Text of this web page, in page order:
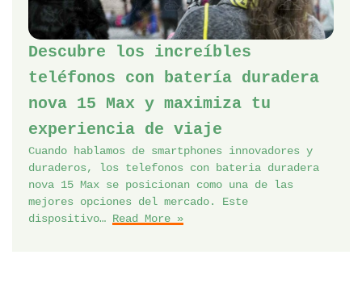
Descubre los increíbles
teléfonos con batería duradera
nova 15 Max y maximiza tu
experiencia de viaje
Cuando hablamos de smartphones innovadores y
duraderos, los telefonos con bateria duradera
nova 15 Max se posicionan como una de las
mejores opciones del mercado. Este
dispositivo… Read More »